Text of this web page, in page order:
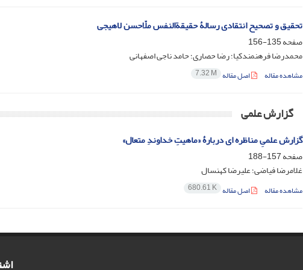
تحقیق و تصحیح انتقادی رسالۀ حقیقةالنفس ملّاحسن لاهیجی
صفحه135-156
محمدرضا فرهنمندکیا؛ رضا حصاری؛ حامد ناجی اصفهانی
مشاهده مقاله اصل مقاله 7.32 M
گزارش علمی
گزارش علمیِ مناظره ‌ای دربارۀ «ماهیتِ خداوندِ متعال»
صفحه157-188
غلامرضا فیاضی؛ علیرضا کهنسال
مشاهده مقاله اصل مقاله 680.61 K